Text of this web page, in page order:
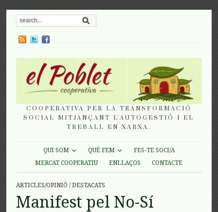
COOPERATIVA PER LA TRANSFORMACIÓ
SOCIAL MITJANÇANT L'AUTOGESTIÓ I EL
TREBALL EN XARXA.
QUI SOM QUÈ FEM
FES-TE SOCI/A
MERCAT COOPERATIU
ENLLAÇOS CONTACTE
ARTICLES/OPINIÓ /DESTACATS
Manifest pel No-Sí